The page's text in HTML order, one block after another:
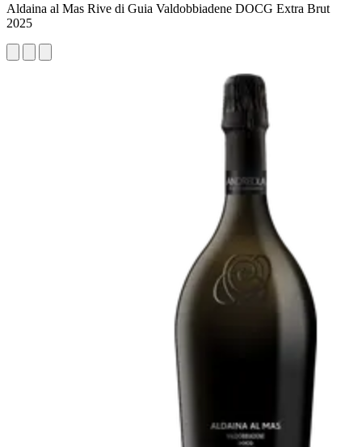
Aldaina al Mas Rive di Guia Valdobbiadene DOCG Extra Brut
2025